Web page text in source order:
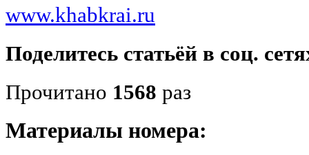
www.khabkrai.ru
Поделитесь статьёй в соц.
Прочитано 1568 раз
Материалы номера: